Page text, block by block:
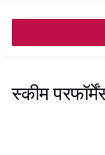
स्कीम